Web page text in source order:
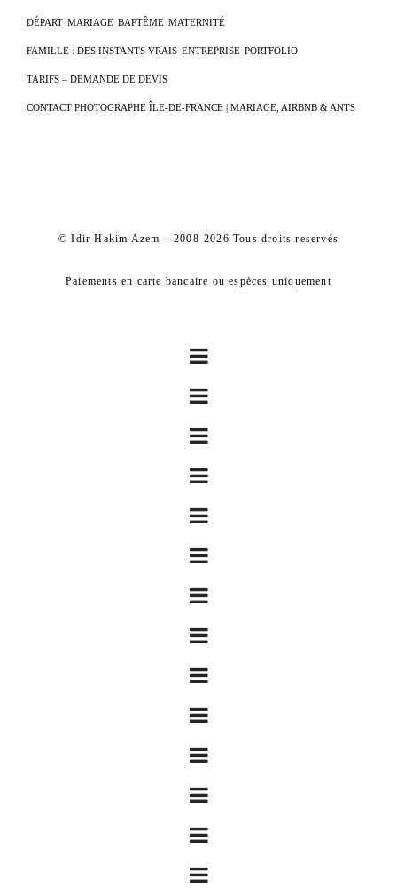
DÉPART MARIAGE BAPTÊME MATERNITÉ
FAMILLE : DES INSTANTS VRAIS ENTREPRISE PORTFOLIO
TARIFS – DEMANDE DE DEVIS
CONTACT PHOTOGRAPHE ÎLE-DE-FRANCE | MARIAGE, AIRBNB & ANTS
© Idir Hakim Azem – 2008-2026 Tous droits reservés
Paiements en carte bancaire ou espèces uniquement